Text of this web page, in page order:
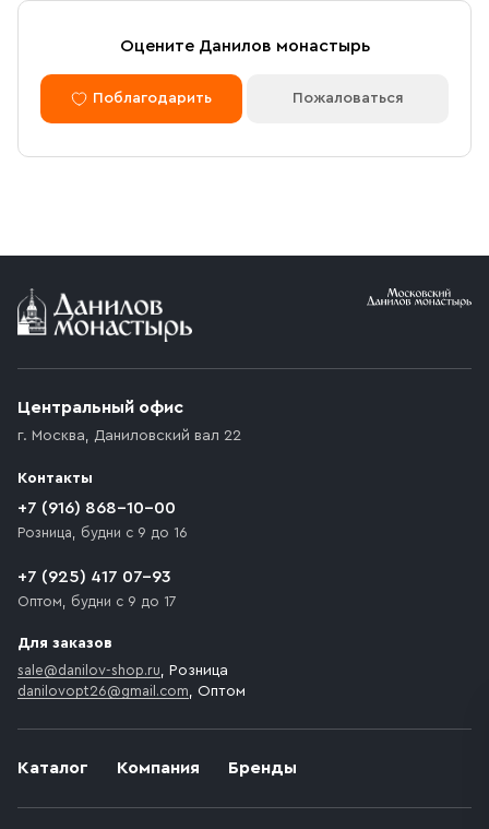
Оцените Данилов монастырь
Поблагодарить Пожаловаться
Каталог Компания Бренды
Центральный офис
г. Москва, Даниловский вал 22
Контакты
+7 (916) 868-10-00
Розница, будни с 9 до 16
+7 (925) 417 07-93
Оптом, будни с 9 до 17
Для заказов
sale@danilov-shop.ru, Розница
danilovopt26@gmail.com, Оптом